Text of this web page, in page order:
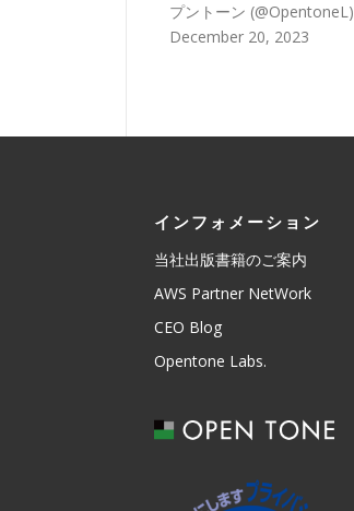
プントーン (@OpentoneL)
December 20, 2023
インフォメーション
当社出版書籍のご案内
AWS Partner NetWork
CEO Blog
Opentone Labs.